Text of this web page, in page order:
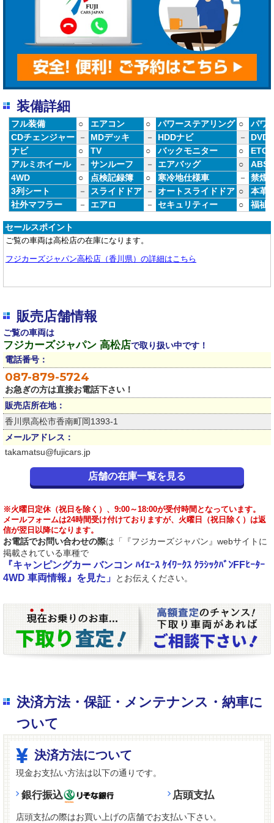
装備詳細
フル装備 ○ エアコン ○ パワーステアリング ○
パワ
CDチェンジャー
－ MDデッキ － HDDナビ －
DVD
ナビ
○ TV ○ バックモニター ○
ETC
アルミホイール
－ サンルーフ － エアバッグ ○
ABS
4WD
○ 点検記録簿 ○ 寒冷地仕様車 －
禁煙
3列シート
－ スライドドア － オートスライドドア ○
本革
社外マフラー
－ エアロ － セキュリティー ○ 福祉
セールスポイント
ご覧の車両は高松店の在庫になります。
フジカーズジャパン高松店（香川県）の詳細はこちら
販売店舗情報
ご覧の車両は
フジカーズジャパン 高松店で取り扱い中です！
電話番号：
087-879-5724
お急ぎの方は直接お電話下さい！
販売店所在地：
香川県高松市香南町岡1393-1
メールアドレス：
takamatsu@fujicars.jp
店舗の在庫一覧を見る
※火曜日定休（祝日を除く）、9:00～18:00が受付時間となっています。
メールフォームは24時間受け付けておりますが、火曜日（祝日除く）は返
信が翌日以降になります。
お電話でお問い合わせの際は「『フジカーズジャパン』webサイトに
掲載されている車種で
『キャンピングカー バンコン ﾊｲｴｰｽ ｹｲﾜｰｸｽ ｸﾗｼｯｸﾊﾞﾝFFﾋｰﾀｰ
4WD 車両情報』を見た」
とお伝えください。
決済方法・保証・メンテナンス・納車に
ついて
決済方法について
現金お支払い方法は以下の通りです。
銀行振込 店頭支払
店頭支払の際はお買い上げの店舗でお支払い下さい。